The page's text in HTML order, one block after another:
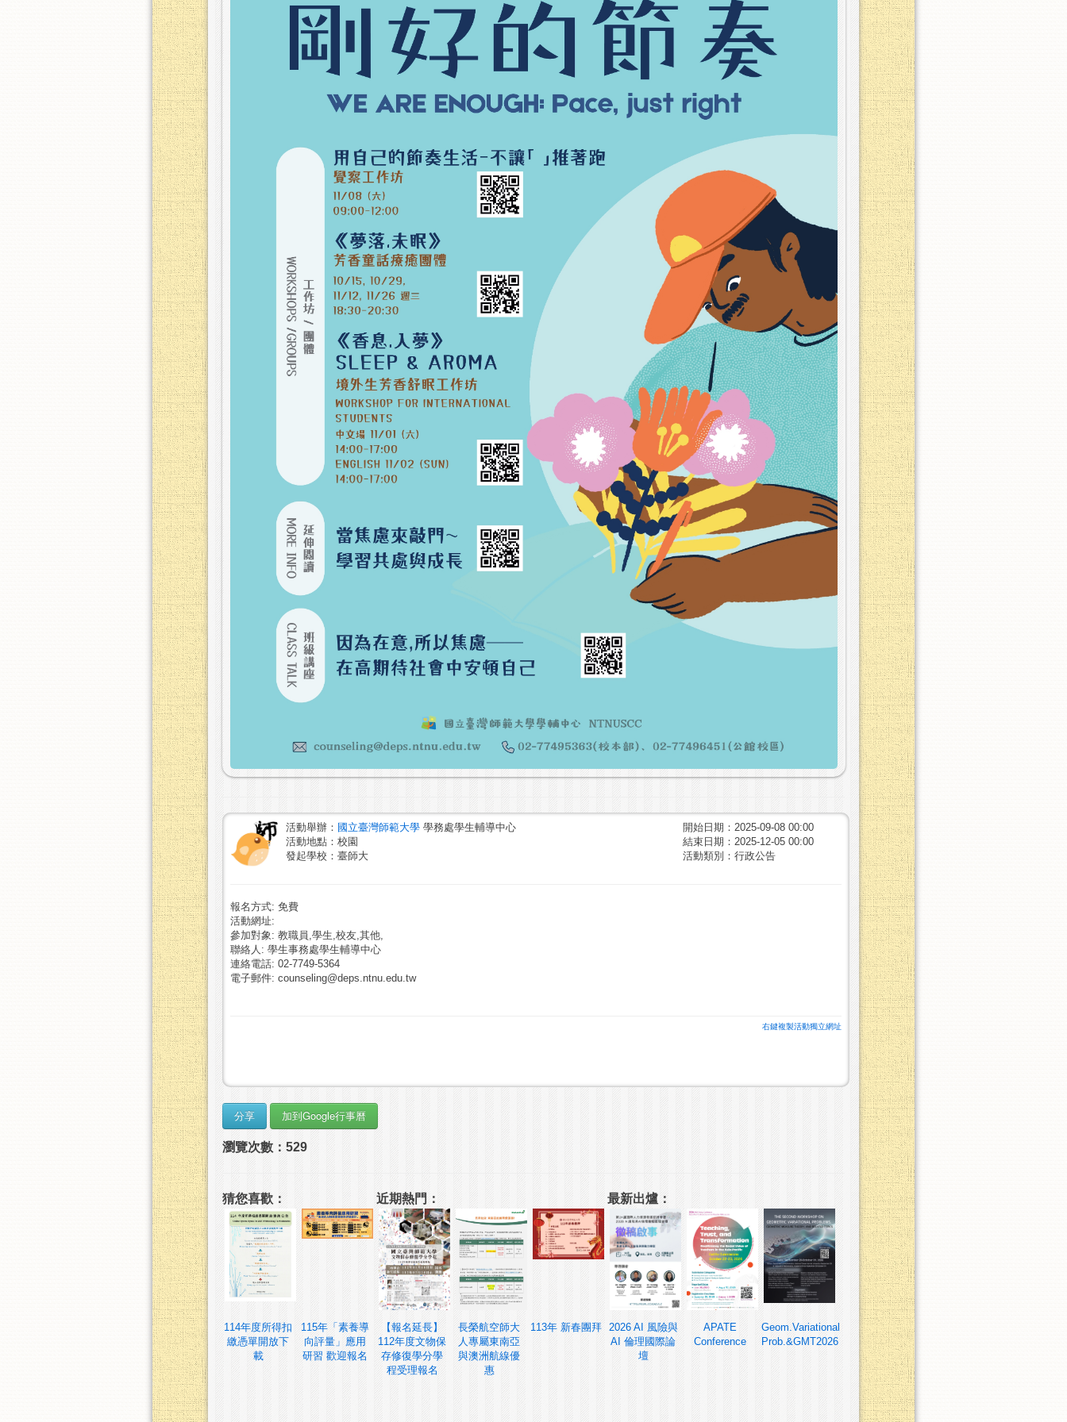
活動舉辦： 國立臺灣師範大學 學務處學生輔導中心
活動地點：校園
發起學校：臺師大
開始日期：2025-09-08 00:00
結束日期：2025-12-05 00:00
活動類別：行政公告
報名方式: 免費
活動網址:
參加對象: 教職員,學生,校友,其他,
聯絡人: 學生事務處學生輔導中心
連絡電話: 02-7749-5364
電子郵件: counseling@deps.ntnu.edu.tw
右鍵複製活動獨立網址
瀏覽次數：529
猜您喜歡：
114年度所得扣
繳憑單開放下
載
115年「素養導
向評量」應用
研習 歡迎報名
近期熱門：
【報名延長】
112年度文物保
存修復學分學
程受理報名
長榮航空師大
人專屬東南亞
與澳洲航線優
惠
113年 新春團拜
最新出爐：
2026 AI 風險與
AI 倫理國際論
壇
APATE
Conference
Geom.Variational
Prob.&GMT2026